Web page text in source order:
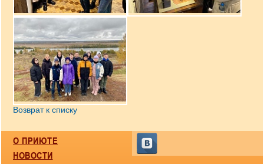
Возврат к списку
О ПРИЮТЕ
НОВОСТИ